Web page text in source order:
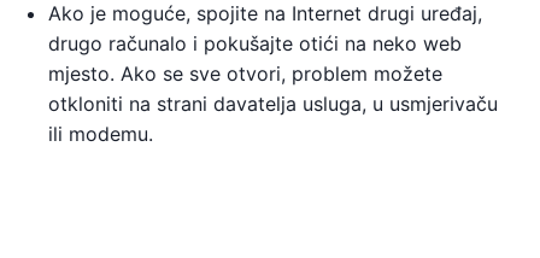
Ako je moguće, spojite na Internet drugi uređaj,
drugo računalo i pokušajte otići na neko web
mjesto. Ako se sve otvori, problem možete
otkloniti na strani davatelja usluga, u usmjerivaču
ili modemu.